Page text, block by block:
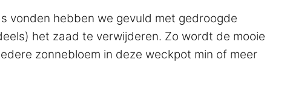
vonden hebben we gevuld met gedroogde
het zaad te verwijderen. Zo wordt de mooie
zonnebloem in deze weckpot min of meer